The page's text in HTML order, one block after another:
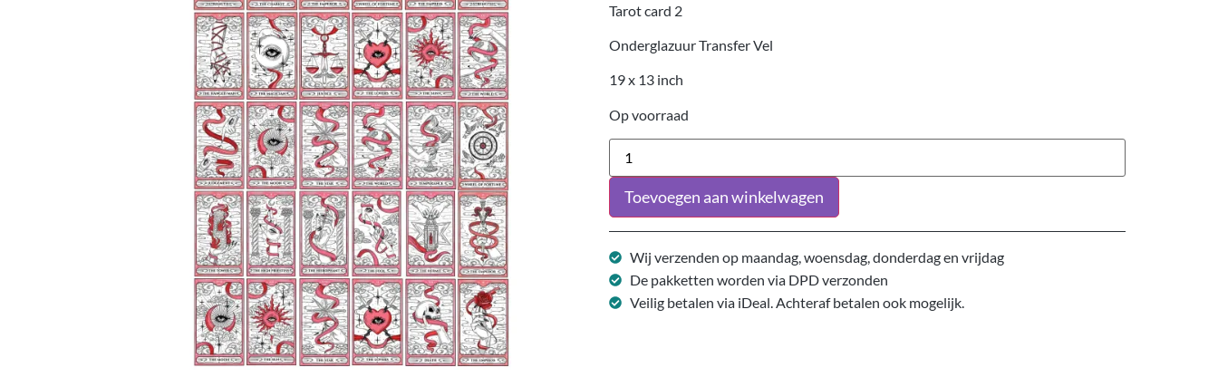
Tarot card 2
Onderglazuur Transfer Vel
19 x 13 inch
Op voorraad
Toevoegen aan winkelwagen
Wij verzenden op maandag, woensdag, donderdag en vrijdag
De pakketten worden via DPD verzonden
Veilig betalen via iDeal. Achteraf betalen ook mogelijk.